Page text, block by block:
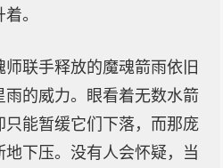
。
联手释放的魔魂箭雨依旧
雨的威力。眼看着无数水箭
只能暂缓它们下落，而那庞
下压。没有人会怀疑，当